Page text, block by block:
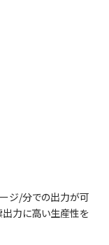
ジ/分での出力が可
出力に高い生産性を